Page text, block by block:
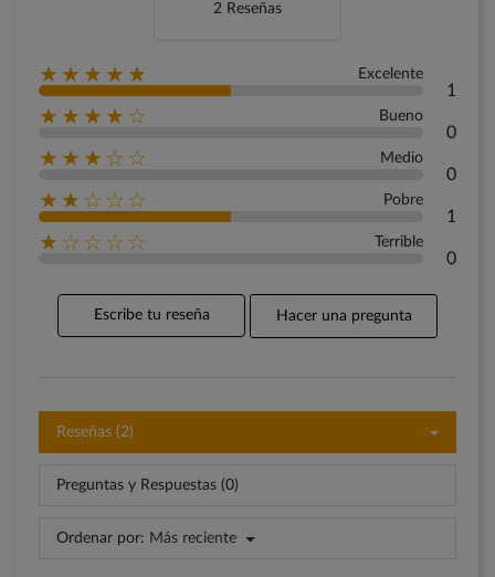
2 Reseñas
★★★★★ Excelente
1
★★★★☆ Bueno
0
★★★☆☆ Medio
0
★★☆☆☆ Pobre
1
★☆☆☆☆ Terrible
0
Escribe tu reseña Hacer una pregunta
Reseñas (2)
Preguntas y Respuestas (0)
Ordenar por: Más reciente